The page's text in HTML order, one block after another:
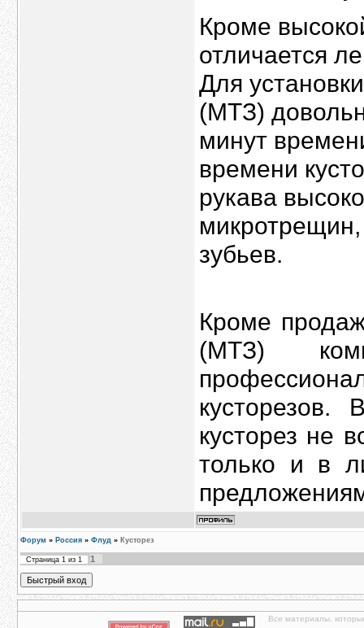
Кроме
отличается
Для
(МТЗ)
минут
времени
рукава
микротрещин,
зубьев.
Кроме
(МТЗ)
кусторез не
только и в
Форум » Россия » Флуд » Кусторез
Страница 1 из 1 1
Все материалы,